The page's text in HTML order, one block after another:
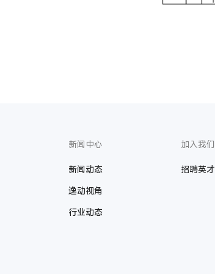
新闻中心
新闻动态
逸动视角
行业动态
加入我们
招聘英才